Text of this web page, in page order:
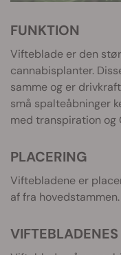
FUNKTION
Vifteblade er den
cannabisplanter.
samme og er
små spalteåbninger
med transpiration og
PLACERING
Viftebladene er
af fra hovedstammen.